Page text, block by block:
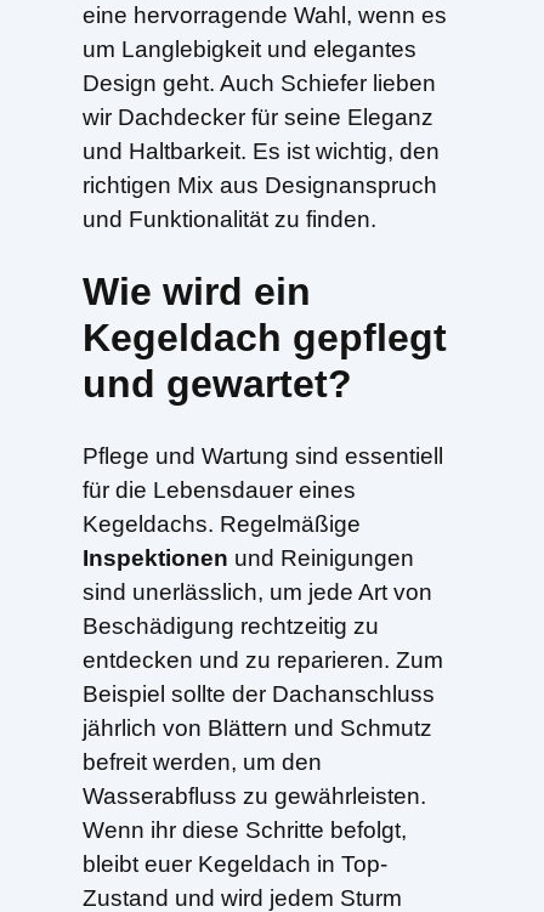
eine hervorragende Wahl, wenn es
um Langlebigkeit und elegantes
Design geht. Auch Schiefer lieben
wir Dachdecker für seine Eleganz
und Haltbarkeit. Es ist wichtig, den
richtigen Mix aus Designanspruch
und Funktionalität zu finden.
Wie wird ein
Kegeldach gepflegt
und gewartet?
Pflege und Wartung sind essentiell
für die Lebensdauer eines
Kegeldachs. Regelmäßige
Inspektionen und Reinigungen
sind unerlässlich, um jede Art von
Beschädigung rechtzeitig zu
entdecken und zu reparieren. Zum
Beispiel sollte der Dachanschluss
jährlich von Blättern und Schmutz
befreit werden, um den
Wasserabfluss zu gewährleisten.
Wenn ihr diese Schritte befolgt,
bleibt euer Kegeldach in Top-
Zustand und wird jedem Sturm